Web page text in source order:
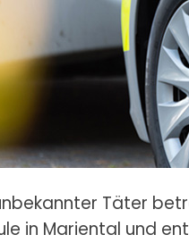
Täter
in Mariental und